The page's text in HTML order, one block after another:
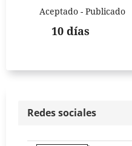
Aceptado - Publicado
10 días
Redes sociales